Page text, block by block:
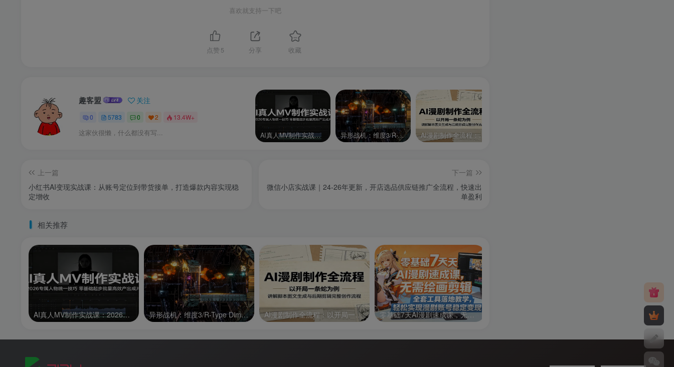
喜欢就支持一下吧
点赞 5 分享 收藏
趣客盟 关注
0 5783 0 2 13.4W+
这家伙很懒，什么都没有写... AI真人MV制作实战课：2026专属人物统一技巧，零基础起步批量高效产出成片 异形战机：维度3/R-Type Dimensions III AI漫剧制作全流程：以开局一条蛇为例，讲解脚本图文生成与后期剪辑完整创作流程
上一篇
小红书AI变现实战课：从账号定位到带货接单，打造爆款内容实现稳
定增收
下一篇
微信小店实战课｜24-26年更新，开店选品供应链推广全流程，快速出
单盈利
相关推荐
AI真人MV制作实战课：2026专属人物统一技巧，零基础起步批量高效产出成片 异形战机：维度3/R-Type Dimensions III AI漫剧制作全流程：以开局一条蛇为例，讲解脚本图文生成与后期剪辑完整创作流程 零基础7天AI漫剧速成课，无需绘画剪辑，全套工具落地教学，轻松实现漫剧账号稳定变现